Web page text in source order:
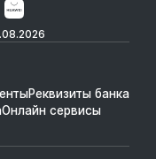
Реквизиты банка
Онлайн сервисы